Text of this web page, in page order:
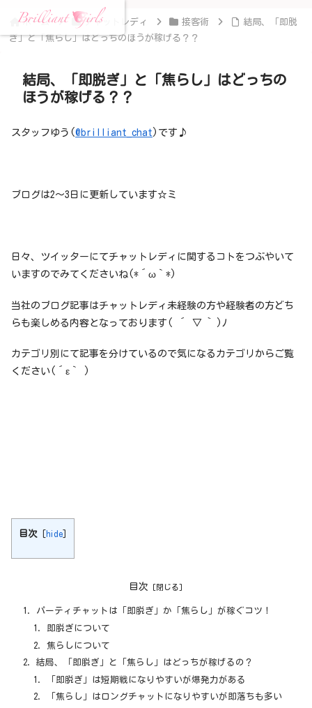
ホーム チャットレディ 接客術
結局、「即脱
ぎ」と「焦らし」はどっちのほうが稼げる？？
結局、「即脱ぎ」と「焦らし」はどっちの
ほうが稼げる？？
スタッフゆう(@brilliant_chat )です♪
ブログは2〜3日に更新しています☆ミ
日々、ツイッターにてチャットレディに関するコトをつぶやいて
いますのでみてくださいね(*´ω｀*)
当社のブログ記事はチャットレディ未経験の方や経験者の方どち
らも楽しめる内容となっております( ´ ▽ ` )ﾉ
カテゴリ別にて記事を分けているので気になるカテゴリからご覧
ください(´ε｀ )
目次 [hide]
目次
パーティチャットは「即脱ぎ」か「焦らし」が稼ぐコツ！
即脱ぎについて
焦らしについて
結局、「即脱ぎ」と「焦らし」はどっちが稼げるの？
「即脱ぎ」は短期戦になりやすいが爆発力がある
「焦らし」はロングチャットになりやすいが即落ちも多い